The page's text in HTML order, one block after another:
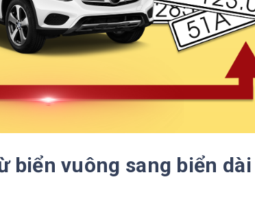
vuông sang biển dài